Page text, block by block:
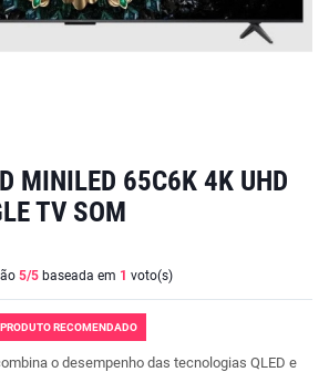
MINILED 65C6K 4K UHD
TV SOM
5/5 baseada em 1 voto(s)
PRODUTO RECOMENDADO
o desempenho das tecnologias QLED e